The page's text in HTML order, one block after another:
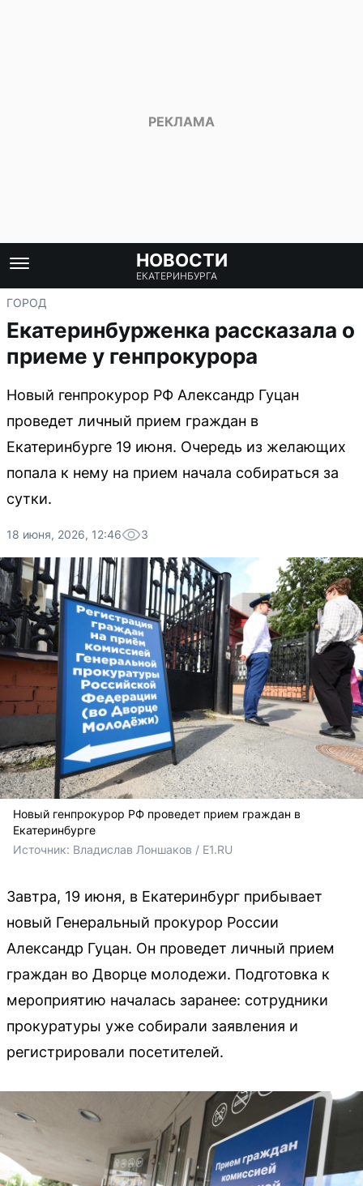
НОВОСТИ
ЕКАТЕРИНБУРГА
ГОРОД
Екатеринбурженка рассказала о
приеме у генпрокурора
Новый генпрокурор РФ Александр Гуцан
проведет личный прием граждан в
Екатеринбурге 19 июня. Очередь из желающих
попала к нему на прием начала собираться за
сутки.
18 июня, 2026, 12:46 3
Новый генпрокурор РФ проведет прием граждан в
Екатеринбурге
Источник: Владислав Лоншаков / E1.RU
Завтра, 19 июня, в Екатеринбург прибывает
новый Генеральный прокурор России
Александр Гуцан. Он проведет личный прием
граждан во Дворце молодежи. Подготовка к
мероприятию началась заранее: сотрудники
прокуратуры уже собирали заявления и
регистрировали посетителей.